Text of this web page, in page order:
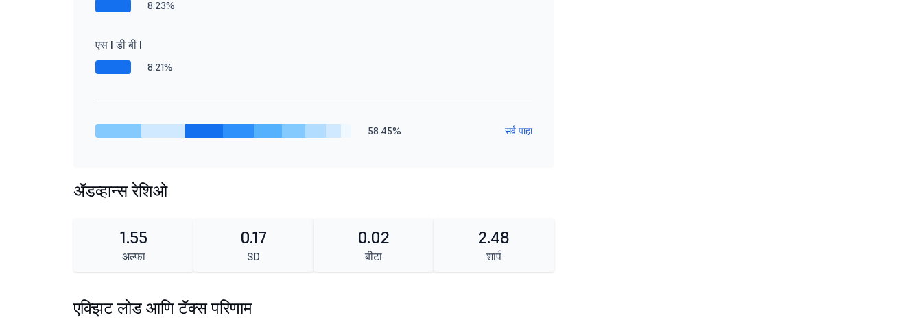
8.23%
एस I डी बी I
8.21%
58.45% सर्व पाहा
ॲडव्हान्स रेशिओ
1.55
अल्फा
0.17
SD
0.02
बीटा
2.48
शार्प
एक्झिट लोड आणि टॅक्स परिणाम